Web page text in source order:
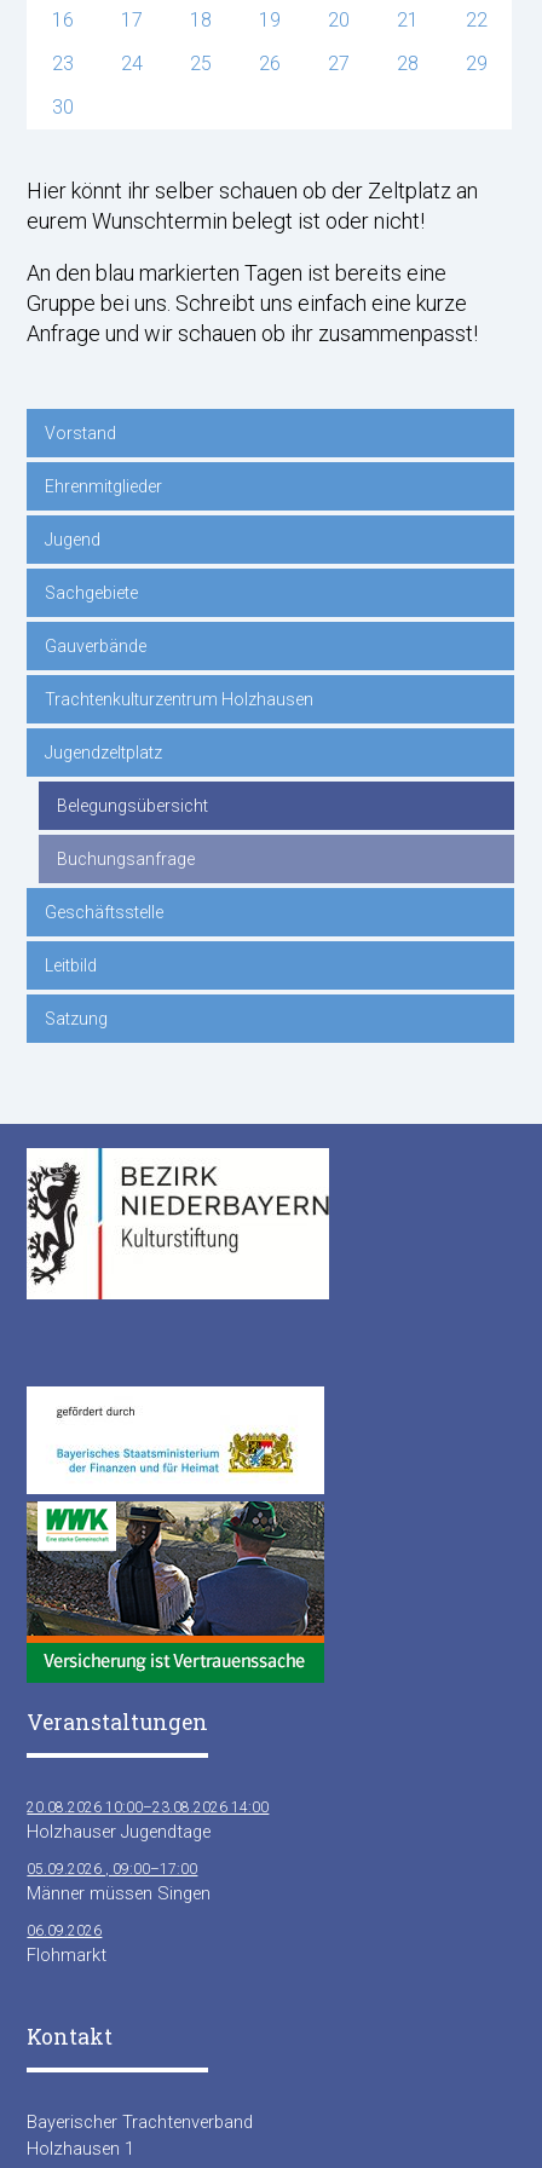
16
17 18 19 20 21
22
23
24 25 26 27 28
29
30
Hier könnt ihr selber schauen ob der Zeltplatz an
eurem Wunschtermin belegt ist oder nicht!
An den blau markierten Tagen ist bereits eine
Gruppe bei uns. Schreibt uns einfach eine kurze
Anfrage und wir schauen ob ihr zusammenpasst!
Navigation
überspringen
Vorstand
Ehrenmitglieder
Jugend
Sachgebiete
Gauverbände
Trachtenkulturzentrum Holzhausen
Jugendzeltplatz
Belegungsübersicht
Buchungsanfrage
Geschäftsstelle
Leitbild
Satzung
Veranstaltungen
20.08.2026 10:00–23.08.2026 14:00
Holzhauser Jugendtage
05.09.2026 , 09:00–17:00
Männer müssen Singen
06.09.2026
Flohmarkt
Kontakt
Bayerischer Trachtenverband
Holzhausen 1